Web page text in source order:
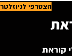
הצטרפי לניוזלטר